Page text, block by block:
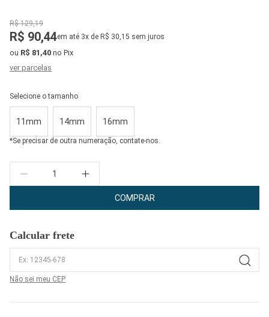
R$ 129,19
R$ 90,44em até 3x de R$ 30,15 sem juros
ou R$ 81,40 no Pix
ver parcelas
Selecione o tamanho
11mm 14mm 16mm
*Se precisar de outra numeração, contate-nos.
Quantidade
COMPRAR
Calcular frete
Não sei meu CEP